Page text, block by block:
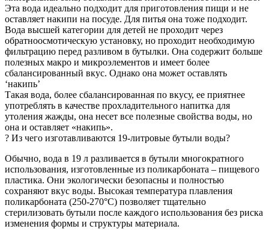
Эта вода идеально подходит для приготовления пищи и не
оставляет накипи на посуде. Для питья она тоже подходит.
Вода высшей категории для детей не проходит через
обратноосмотическую установку, но проходит необходимую
фильтрацию перед разливом в бутылки. Она содержит больше
полезных макро и микроэлементов и имеет более
сбалансированный вкус. Однако она может оставлять
‘накипь’
Такая вода, более сбалансированная по вкусу, ее приятнее
употреблять в качестве прохладительного напитка для
утоления жажды, она несет все полезные свойства воды, но
она и оставляет «накипь».
? Из чего изготавливаются 19-литровые бутыли воды?
Обычно, вода в 19 л разливается в бутыли многократного
использования, изготовленные из поликарбоната – пищевого
пластика. Они экологически безопасны и полностью
сохраняют вкус воды. Высокая температура плавления
поликарбоната (250-270°C) позволяет тщательно
стерилизовать бутыли после каждого использования без риска
изменения формы и структуры материала.